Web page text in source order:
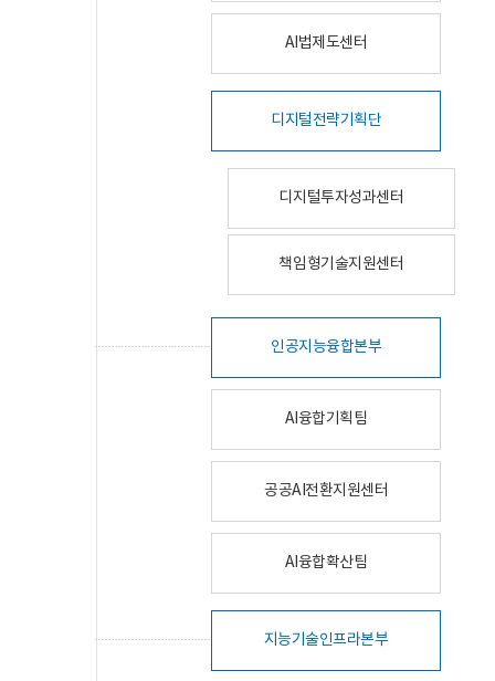
AI법제도센터
디지털전략기획단
디지털투자성과센터
책임형기술지원센터
인공지능융합본부
AI융합기획팀
공공AI전환지원센터
AI융합확산팀
지능기술인프라본부